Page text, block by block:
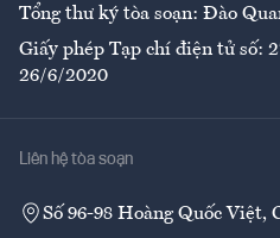
Tổng thư ký tòa soạn: Đào
Giấy phép Tạp chí điện tử số:
26/6/2020
Liên hệ tòa soạn
Số 96-98 Hoàng Quốc Việt,